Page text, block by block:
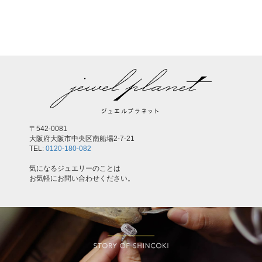
〒542-0081
大阪府大阪市中央区南船場2-7-21
TEL: 0120-180-082
気になるジュエリーのことは
お気軽にお問い合わせください。